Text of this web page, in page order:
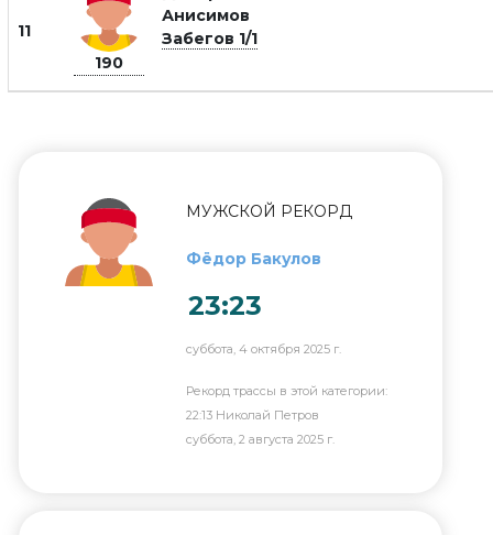
МУЖСКОЙ РЕКОРД
Фёдор Бакулов
23:23
суббота, 4 октября 2025 г.
Рекорд трассы в этой категории:
22:13 Николай Петров
суббота, 2 августа 2025 г.
11
190
Анисимов
Забегов 1/1